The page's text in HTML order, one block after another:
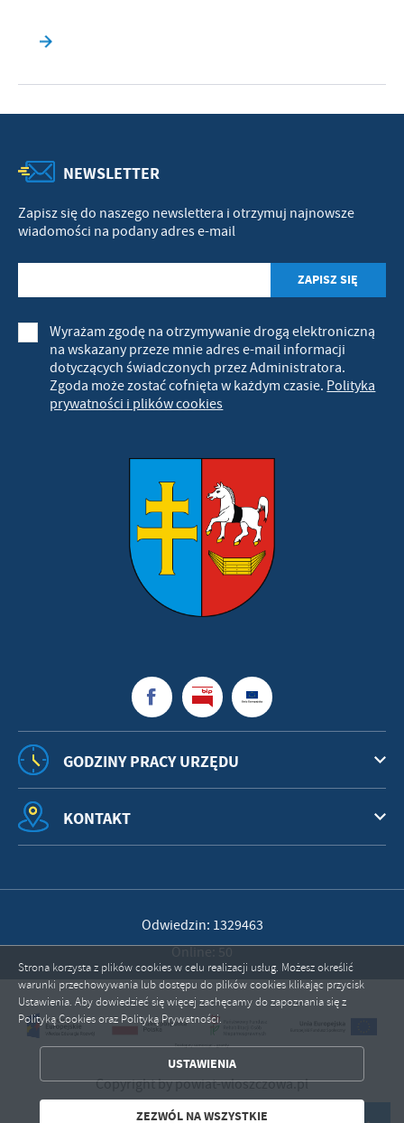
NEWSLETTER
Zapisz się do naszego newslettera i otrzymuj najnowsze
wiadomości na podany adres e-mail
Wyrażam zgodę na otrzymywanie drogą elektroniczną
na wskazany przeze mnie adres e-mail informacji
dotyczących świadczonych przez Administratora.
Zgoda może zostać cofnięta w każdym czasie. Polityka
prywatności i plików cookies
GODZINY PRACY URZĘDU
KONTAKT
Odwiedzin: 1329463
Copyright by powiat-wloszczowa.pl
2ClickPortal® - Portale nowej generacji
Strona korzysta z plików cookies w celu realizacji usług. Możesz określić
warunki przechowywania lub dostępu do plików cookies klikając przycisk
Ustawienia. Aby dowiedzieć się więcej zachęcamy do zapoznania się z
Polityką Cookies oraz Polityką Prywatności.
USTAWIENIA
ZEZWÓL NA WSZYSTKIE
ZAPISZ WYBRANE
ZEZWÓL NA WSZYSTKIE